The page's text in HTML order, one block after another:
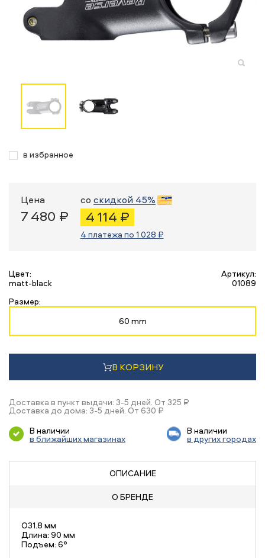
в избранное
Цена
7 480 ₽
со скидкой 45%
4 114 ₽
4 платежа по 1 028 ₽
Цвет:
matt-black
Артикул:
01089
Размер:
60 mm
В КОРЗИНУ
Доставка в пункт выдачи: 3-5 дней. От 325 ₽
Доставка до дома: 3-5 дней. От 630 ₽
В наличии
в ближайших магазинах
В наличии
в других городах
ОПИСАНИЕ
О БРЕНДЕ
O31.8 мм
Длина: 90 мм
Подъем: 6°